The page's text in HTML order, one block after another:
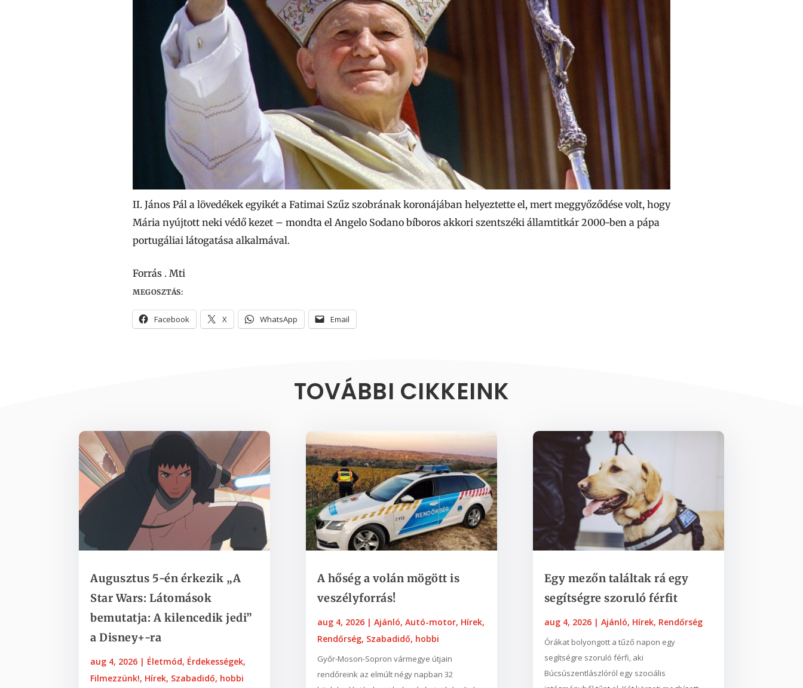
II. János Pál a lövedékek egyikét a Fatimai Szűz szobrának koronájában helyeztette el, mert meggyőződése volt, hogy
Mária nyújtott neki védő kezet – mondta el Angelo Sodano bíboros akkori szentszéki államtitkár 2000-ben a pápa
portugáliai látogatása alkalmával.
Forrás . Mti
MEGOSZTÁS:
Facebook X WhatsApp Email
TOVÁBBI CIKKEINK
Augusztus 5-én érkezik „A
Star Wars: Látomások
bemutatja: A kilencedik jedi”
a Disney+-ra
aug 4, 2026 | Életmód, Érdekességek,
Filmezzünk!, Hírek, Szabadidő, hobbi
A hőség a volán mögött is
veszélyforrás!
aug 4, 2026| Ajánló, Autó-motor, Hírek,
Rendőrség, Szabadidő, hobbi
Győr-Moson-Sopron vármegye útjain
rendőreink az elmúlt négy napban 32
Egy mezőn találtak rá egy
segítségre szoruló férfit
aug 4, 2026| Ajánló, Hírek, Rendőrség
Órákat bolyongott a tűző napon egy
segítségre szoruló férfi, aki
Búcsúszentlászlóról egy szociális